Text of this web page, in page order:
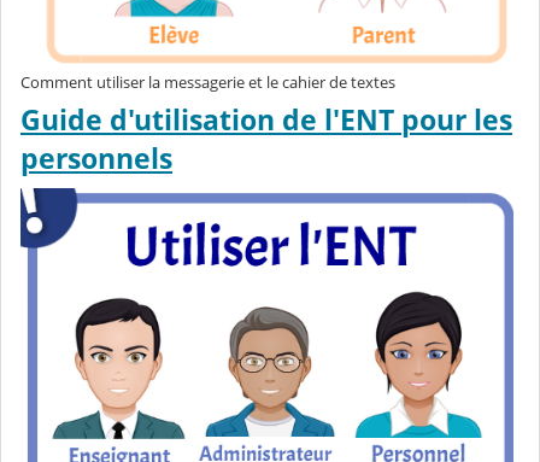
Comment utiliser la messagerie et le cahier de textes
Guide d'utilisation de l'ENT pour les
personnels